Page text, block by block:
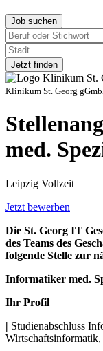
Job suchen
Jetzt finden
Klinikum St. Georg
med.
Leipzig Vollzeit
Jetzt bewerben
Die St. Georg IT
des Teams des
folgende Stelle zur
Informatiker med.
Ihr Profil
| Studienabschluss
Wirtschaftsinformatik,